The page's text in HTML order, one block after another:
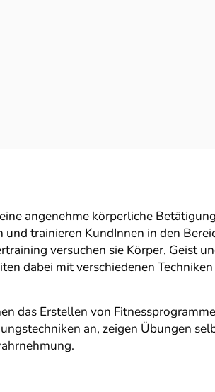
angenehme körperliche
trainieren KundInnen in den
versuchen sie Körper, Geist
dabei mit verschiedenen
das Erstellen von
an, zeigen Übungen